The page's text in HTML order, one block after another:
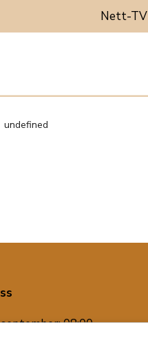
Nett-TV
undefined
08:00-